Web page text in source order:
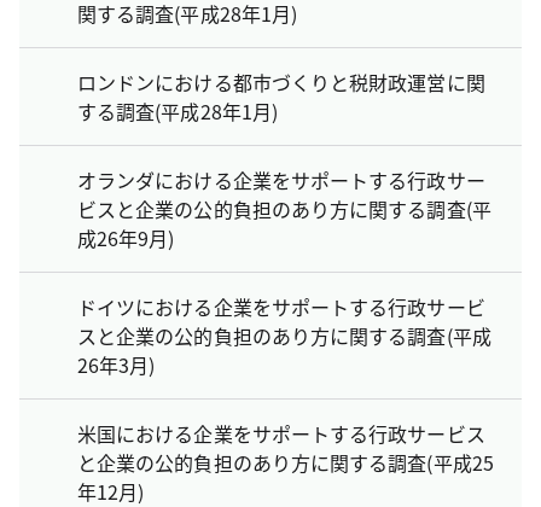
関する調査(平成28年1月)
ロンドンにおける都市づくりと税財政運営に関
する調査(平成28年1月)
オランダにおける企業をサポートする行政サー
ビスと企業の公的負担のあり方に関する調査(平
成26年9月)
ドイツにおける企業をサポートする行政サービ
スと企業の公的負担のあり方に関する調査(平成
26年3月)
米国における企業をサポートする行政サービス
と企業の公的負担のあり方に関する調査(平成25
年12月)